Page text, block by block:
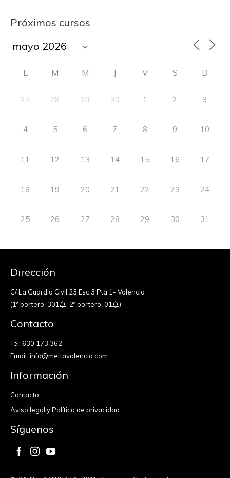
Próximos cursos
L M M J V S D
27 28 29 30 1 2 3
4 5 6 7 8 9 10
11 12 13 14 15 16 17
18 19 20 21 22 23 24
25 26 27 28 29 30 31
Dirección
C/ La Guardia Civil,23 Esc.3 Pta 1- Valencia
(1º portero: 301
, 2º portero: 01 )
Contacto
Tel: 630 173 362
Email: info@mettavalencia.com
Información
Contacto
Aviso legal y Política de privacidad
Síguenos